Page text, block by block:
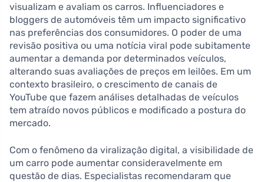
visualizam e avaliam os carros. Influenciadores e
bloggers de automóveis têm um impacto significativo
nas preferências dos consumidores. O poder de uma
revisão positiva ou uma notícia viral pode subitamente
aumentar a demanda por determinados veículos,
alterando suas avaliações de preços em leilões. Em um
contexto brasileiro, o crescimento de canais de
YouTube que fazem análises detalhadas de veículos
tem atraído novos públicos e modificado a postura do
mercado.
Com o fenômeno da viralização digital, a visibilidade de
um carro pode aumentar consideravelmente em
questão de dias. Especialistas recomendaram que